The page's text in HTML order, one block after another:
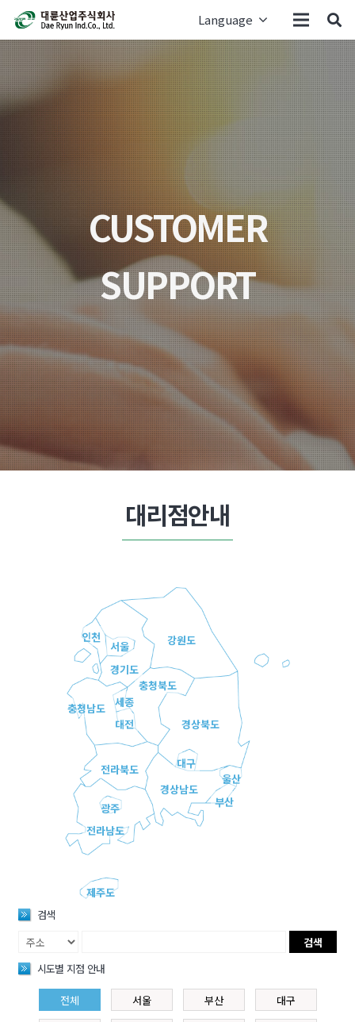
Language
CUSTOMER
SUPPORT
대리점안내
인천
서울
경기도
강원도
충청북도
충청남도
세종
대전
경상북도
전라북도
대구
울산
경상남도
전라남도
광주 부산
제주도
검색
검색
시도별 지점 안내
전체 서울 부산
대구